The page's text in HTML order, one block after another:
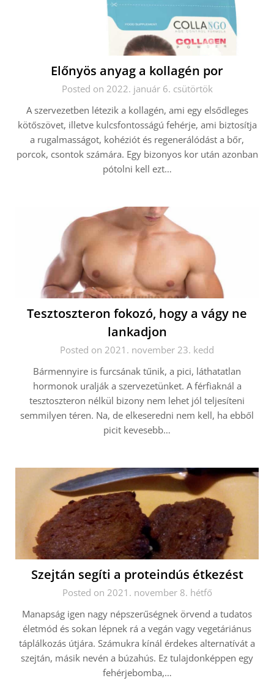
Előnyös anyag a kollagén por
Posted on 2022. január 6. csütörtök
A szervezetben létezik a kollagén, ami egy elsődleges
kötőszövet, illetve kulcsfontosságú fehérje, ami biztosítja
a rugalmasságot, kohéziót és regenerálódást a bőr,
porcok, csontok számára. Egy bizonyos kor után azonban
pótolni kell ezt…
Tesztoszteron fokozó, hogy a vágy ne
lankadjon
Posted on 2021. november 23. kedd
Bármennyire is furcsának tűnik, a pici, láthatatlan
hormonok uralják a szervezetünket. A férfiaknál a
tesztoszteron nélkül bizony nem lehet jól teljesíteni
semmilyen téren. Na, de elkeseredni nem kell, ha ebből
picit kevesebb…
Szejtán segíti a proteindús étkezést
Posted on 2021. november 8. hétfő
Manapság igen nagy népszerűségnek örvend a tudatos
életmód és sokan lépnek rá a vegán vagy vegetáriánus
táplálkozás útjára. Számukra kínál érdekes alternatívát a
szejtán, másik nevén a búzahús. Ez tulajdonképpen egy
fehérjebomba,…